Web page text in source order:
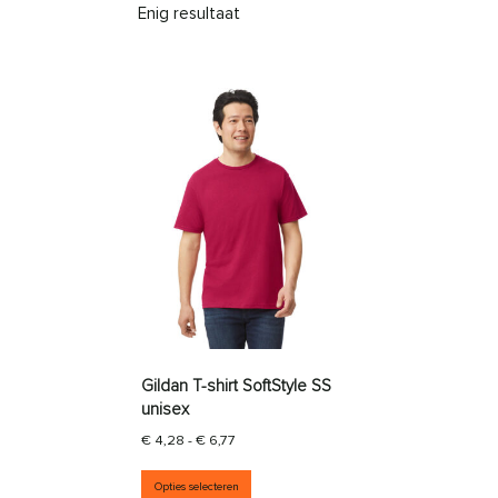
Enig resultaat
Gildan T-shirt SoftStyle SS
unisex
€ 4,28 - € 6,77
Opties selecteren
Dit product heeft meerdere